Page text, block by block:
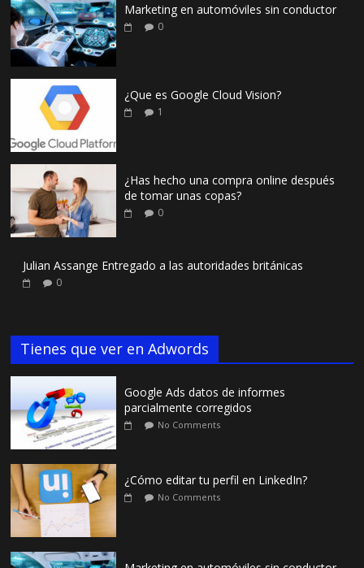
Marketing en automóviles sin conductor
0
¿Que es Google Cloud Vision?
1
¿Has hecho una compra online después
de tomar unas copas?
0
Julian Assange Entregado a las autoridades británicas
0
Tienes que ver en Adwords
Google Ads datos de informes
parcialmente corregidos
No Comments
¿Cómo editar tu perfil en LinkedIn?
No Comments